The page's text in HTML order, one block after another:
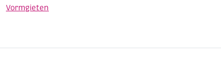
Vormgieten